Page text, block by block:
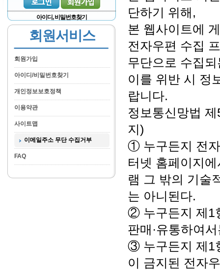
아이디, 비밀번호찾기
회원서비스
회원가입
아이디/비밀번호찾기
개인정보보호정책
이용약관
사이트맵
이메일주소 무단 수집거부
FAQ
단하기 위해,
본 웹사이트에
전자우편 수집
무단으로 수집
이를 위반 시 정
랍니다.
정보통신망법
지)
① 누구든지 전
터넷 홈페이지
램 그 밖의 기술
는 아니된다.
② 누구든지 제1
판매·유통하여
③ 누구든지 제1
이 금지된 전자